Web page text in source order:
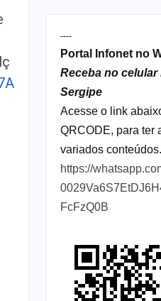
----
Portal Infonet no
Receba no
Sergipe
Acesse o link
QRCODE, para ter
variados conteúdos.
https://
FcFzQ0B